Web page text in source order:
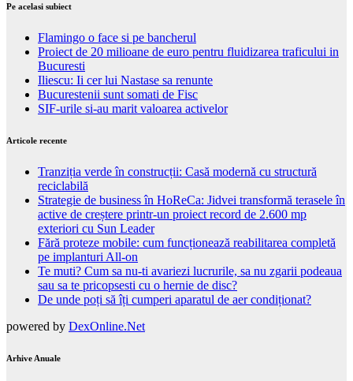
Pe acelasi subiect
Flamingo o face si pe bancherul
Proiect de 20 milioane de euro pentru fluidizarea traficului in
Bucuresti
Iliescu: Ii cer lui Nastase sa renunte
Bucurestenii sunt somati de Fisc
SIF-urile si-au marit valoarea activelor
Articole recente
Tranziția verde în construcții: Casă modernă cu structură
reciclabilă
Strategie de business în HoReCa: Jidvei transformă terasele în
active de creștere printr-un proiect record de 2.600 mp
exteriori cu Sun Leader
Fără proteze mobile: cum funcționează reabilitarea completă
pe implanturi All-on
Te muti? Cum sa nu-ti avariezi lucrurile, sa nu zgarii podeaua
sau sa te pricopsesti cu o hernie de disc?
De unde poți să îți cumperi aparatul de aer condiționat?
powered by DexOnline.Net
Arhive Anuale